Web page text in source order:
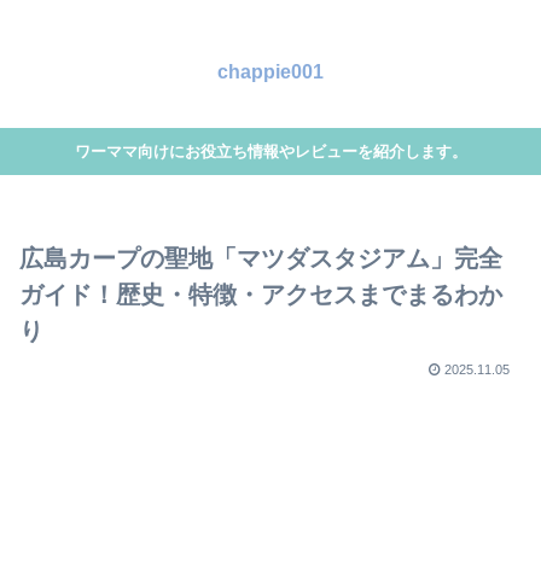
chappie001
ワーママ向けにお役立ち情報やレビューを紹介します。
広島カープの聖地「マツダスタジアム」完全
ガイド！歴史・特徴・アクセスまでまるわか
り
2025.11.05